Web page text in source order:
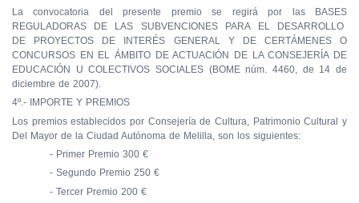
La convocatoria del presente premio se regirá por las BASES
REGULADORAS DE LAS SUBVENCIONES PARA EL DESARROLLO
DE PROYECTOS DE INTERÉS GENERAL Y DE CERTÁMENES O
CONCURSOS EN EL ÁMBITO DE ACTUACIÓN DE LA CONSEJERÍA DE
EDUCACIÓN U COLECTIVOS SOCIALES (BOME núm. 4460, de 14 de
diciembre de 2007).
4º.- IMPORTE Y PREMIOS
Los premios establecidos por Consejería de Cultura, Patrimonio Cultural y
Del Mayor de la Ciudad Autónoma de Melilla, son los siguientes:
- Primer Premio 300 €
- Segundo Premio 250 €
- Tercer Premio 200 €